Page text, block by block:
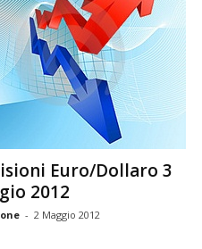
Euro/Dollaro 3
2012
- 2 Maggio 2012